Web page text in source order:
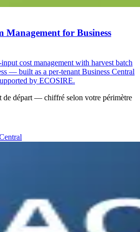
for Business
cost management with harvest batch
— built as a per-tenant Business Central
by ECOSIRE.
de départ — chiffré selon votre périmètre